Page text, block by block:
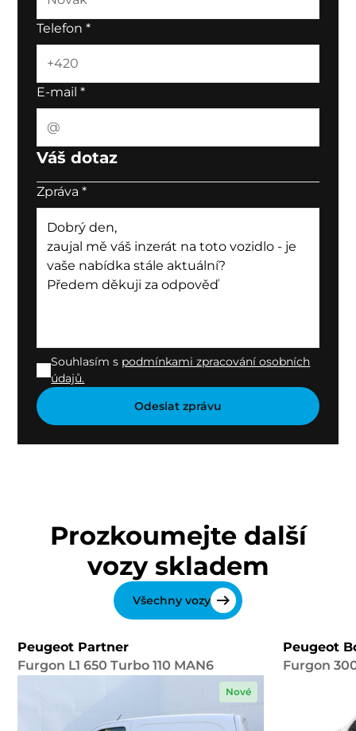
Telefon*
E-mail*
Váš dotaz
Zpráva*
Souhlasím s podmínkami zpracování osobních
údajů.
Prozkoumejte další
vozy skladem
Všechny vozy
Peugeot Partner
Furgon L1 650 Turbo 110 MAN6
Nové
Peugeot
Furgon